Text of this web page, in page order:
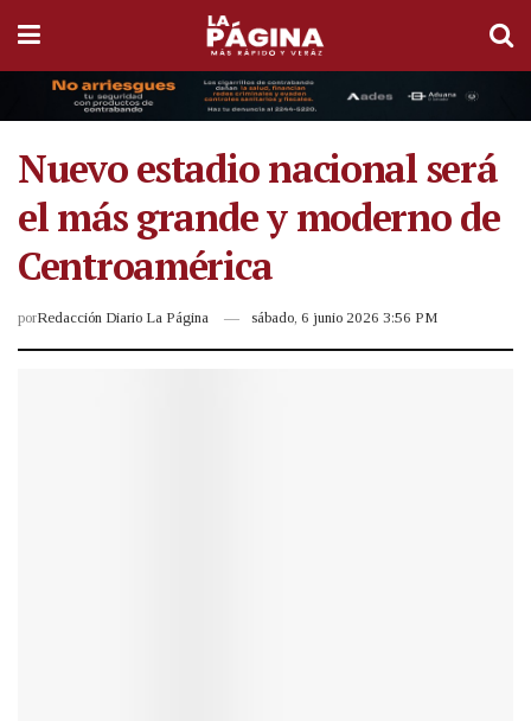
Nuevo estadio nacional será
el más grande y moderno de
Centroamérica
porRedacción Diario La Página sábado, 6 junio 2026 3:56 PM